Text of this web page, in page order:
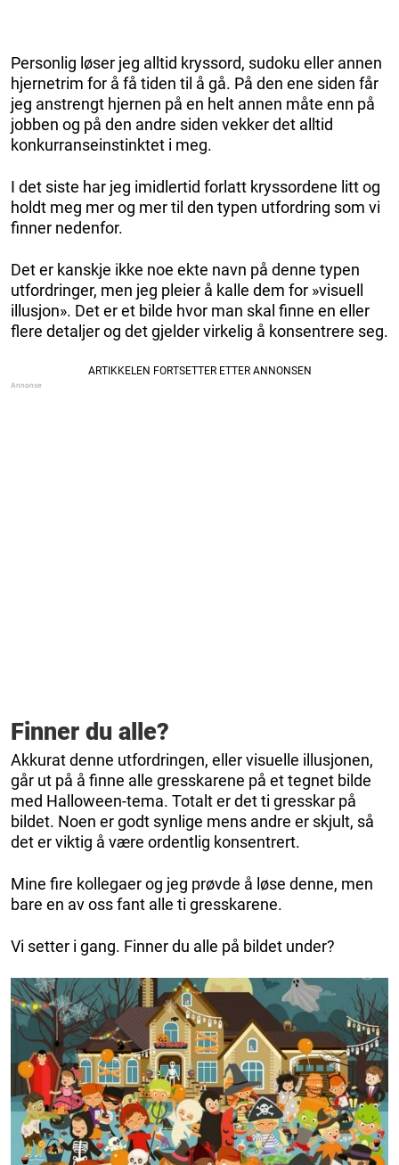
Personlig løser jeg alltid kryssord, sudoku eller annen
hjernetrim for å få tiden til å gå. På den ene siden får
jeg anstrengt hjernen på en helt annen måte enn på
jobben og på den andre siden vekker det alltid
konkurranseinstinktet i meg.
I det siste har jeg imidlertid forlatt kryssordene litt og
holdt meg mer og mer til den typen utfordring som vi
finner nedenfor.
Det er kanskje ikke noe ekte navn på denne typen
utfordringer, men jeg pleier å kalle dem for »visuell
illusjon». Det er et bilde hvor man skal finne en eller
flere detaljer og det gjelder virkelig å konsentrere seg.
Finner du alle?
Akkurat denne utfordringen, eller visuelle illusjonen,
går ut på å finne alle gresskarene på et tegnet bilde
med Halloween-tema. Totalt er det ti gresskar på
bildet. Noen er godt synlige mens andre er skjult, så
det er viktig å være ordentlig konsentrert.
Mine fire kollegaer og jeg prøvde å løse denne, men
bare en av oss fant alle ti gresskarene.
Vi setter i gang. Finner du alle på bildet under?